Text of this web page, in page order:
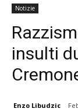
Notizie
insulti
Enzo Libudzic